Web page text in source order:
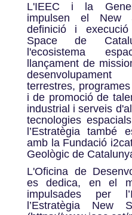
L'IEEC i la
impulsen el New
definició i
Space de
l'ecosistema
llançament de
terrestres,
i de promoció de
industrial i serveis
tecnologies
l’Estratègia també
amb la Fundació
Geològic de
L'Oficina de
es dedica, en el
impulsades per
l’Estratègia New